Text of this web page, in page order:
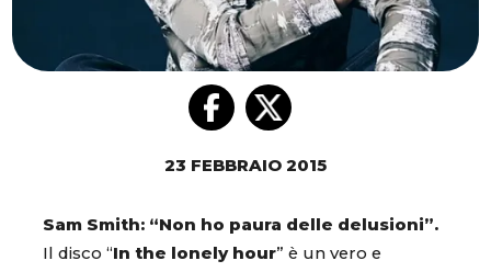
23 FEBBRAIO 2015
Sam Smith: “Non ho paura delle delusioni”.
Il disco “In the lonely hour” è un vero e